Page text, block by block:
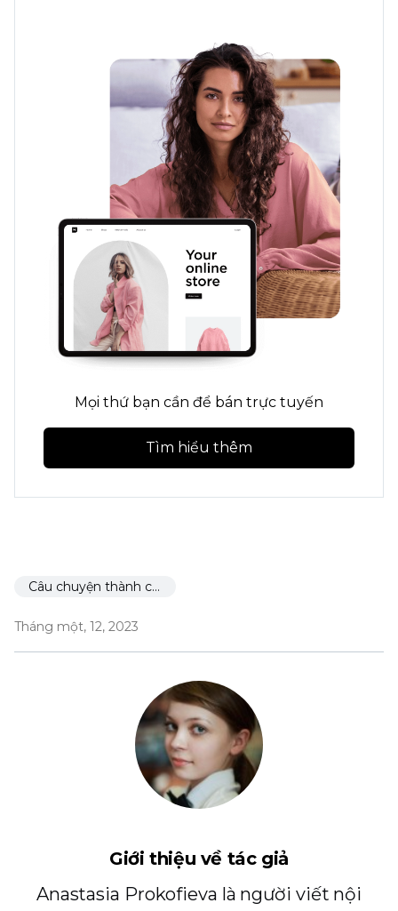
Mọi thứ bạn cần để bán trực tuyến
Tìm hiểu thêm
Câu chuyện thành công
Tháng một, 12, 2023
Giới thiệu về tác giả
Anastasia Prokofieva là người viết nội